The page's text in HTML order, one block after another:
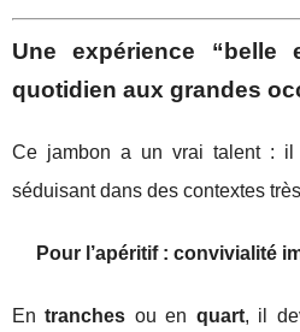
Une expérience “belle
quotidien aux grandes
Ce jambon a un vrai talent :
séduisant dans des contextes
Pour l’apéritif : convivialité
Entranches ou en quart, il